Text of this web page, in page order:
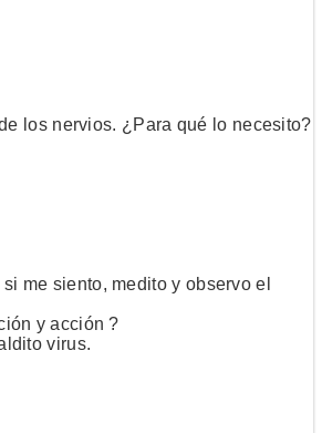
los nervios. ¿Para qué lo necesito?
me siento, medito y observo el
y acción ?
virus.